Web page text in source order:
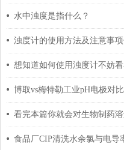
水中浊度是指什么？